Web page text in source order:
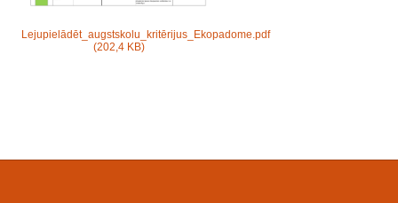
Lejupielādēt_augstskolu_kritērijus_Ekopadome.pdf
(202,4 KB)